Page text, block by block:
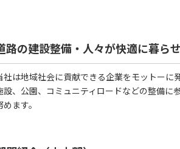
路の建設整備・人々が快適に暮ら
社は地域社会に貢献できる企業をモットー
設、公園、コミュニティロードなどの整備に
めます。